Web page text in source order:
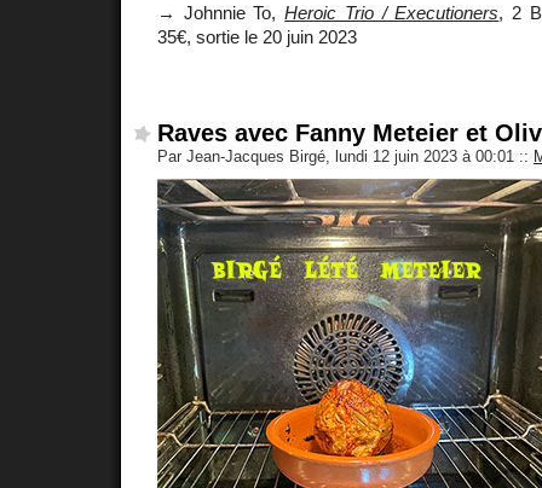
→ Johnnie To,Heroic Trio / Executioners, 2
35€, sortie le 20 juin 2023
Raves avec Fanny Meteier et
Par Jean-Jacques Birgé, lundi 12 juin 2023 à 00:01 ::